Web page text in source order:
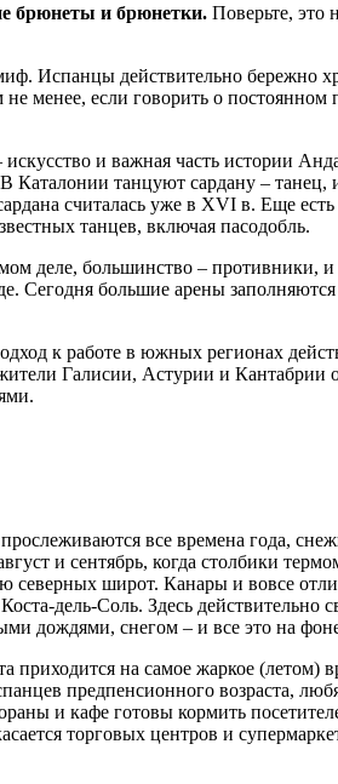
брюнеты и брюнетки. Поверьте,
Испанцы действительно бережно
менее, если говорить о
и важная часть истории
танцуют сардану – танец,
считалась уже в XVI в. Еще
танцев, включая пасодобль.
деле, большинство – противники,
Сегодня большие арены
к работе в южных регионах
Галисии, Астурии и
все времена года,
и сентябрь, когда столбики
широт. Канары и вовсе
дель-Соль. Здесь действительно
дождями, снегом – и все это на
приходится на самое жаркое (летом)
предпенсионного возраста,
и кафе готовы кормить
торговых центров и